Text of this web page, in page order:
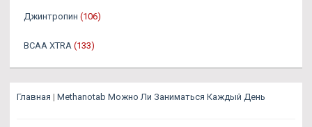
Джинтропин (106)
BCAA XTRA (133)
Главная | Methanotab Можно Ли Заниматься Каждый День